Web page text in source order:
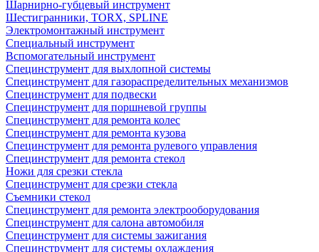
Шарнирно-губцевый инструмент
Шестигранники, TORX, SPLINE
Электромонтажный инструмент
Специальный инструмент
Вспомогательный инструмент
Специнструмент для выхлопной системы
Специнструмент для газораспределительных механизмов
Специнструмент для подвески
Специнструмент для поршневой группы
Специнструмент для ремонта колес
Специнструмент для ремонта кузова
Специнструмент для ремонта рулевого управления
Специнструмент для ремонта стекол
Ножи для срезки стекла
Специнструмент для срезки стекла
Съемники стекол
Специнструмент для ремонта электрооборудования
Специнструмент для салона автомобиля
Специнструмент для системы зажигания
Специнструмент для системы охлаждения